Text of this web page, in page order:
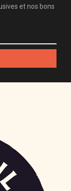
et nos bons